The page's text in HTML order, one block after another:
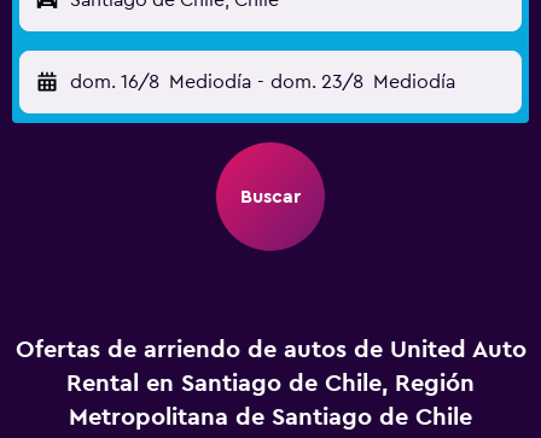
dom. 16/8 Mediodía - dom. 23/8 Mediodía
Buscar
Ofertas de arriendo de autos de United Auto
Rental en Santiago de Chile, Región
Metropolitana de Santiago de Chile